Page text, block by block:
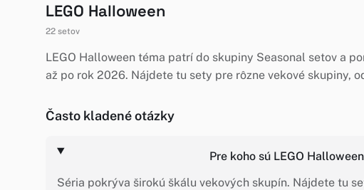
LEGO Halloween
22 setov
LEGO Halloween téma patrí do skupiny Seasonal setov a
až po rok 2026. Nájdete tu sety pre rôzne vekové skupiny,
Často kladené otázky
Pre koho sú LEGO
Séria pokrýva širokú škálu vekových skupín. Nájdete tu